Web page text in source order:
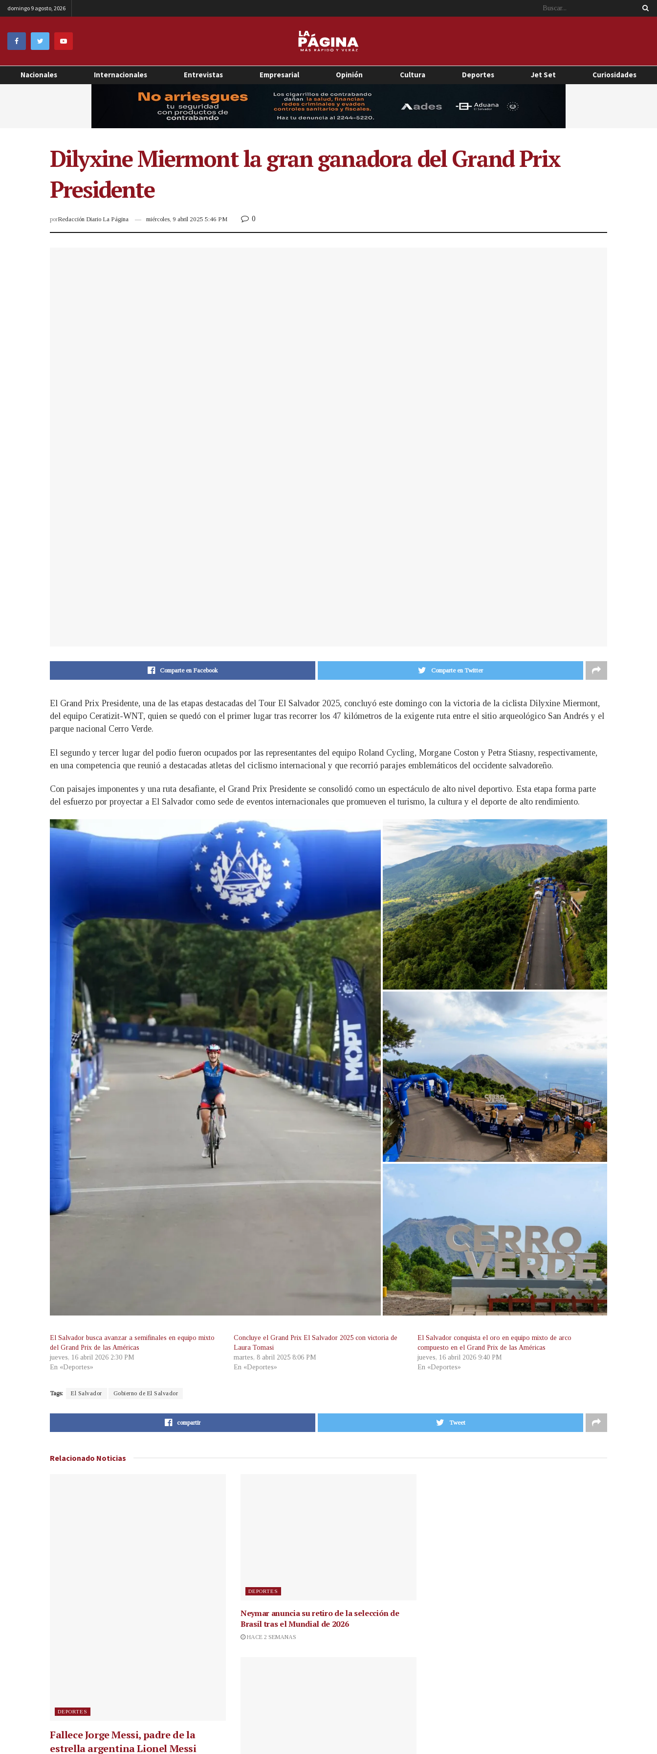
domingo 9 agosto, 2026
Nacionales Internacionales Entrevistas Empresarial Opinión Cultura Deportes Jet Set Curiosidades
Dilyxine Miermont la gran ganadora del Grand Prix
Presidente
porRedacción Diario La Página miércoles, 9 abril 2025 5:46 PM 0
Comparte en Facebook Comparte en Twitter
El Grand Prix Presidente, una de las etapas destacadas del Tour El Salvador 2025, concluyó este domingo con la victoria de la ciclista Dilyxine Miermont,
del equipo Ceratizit-WNT, quien se quedó con el primer lugar tras recorrer los 47 kilómetros de la exigente ruta entre el sitio arqueológico San Andrés y el
parque nacional Cerro Verde.
El segundo y tercer lugar del podio fueron ocupados por las representantes del equipo Roland Cycling, Morgane Coston y Petra Stiasny, respectivamente,
en una competencia que reunió a destacadas atletas del ciclismo internacional y que recorrió parajes emblemáticos del occidente salvadoreño.
Con paisajes imponentes y una ruta desafiante, el Grand Prix Presidente se consolidó como un espectáculo de alto nivel deportivo. Esta etapa forma parte
del esfuerzo por proyectar a El Salvador como sede de eventos internacionales que promueven el turismo, la cultura y el deporte de alto rendimiento.
El Salvador busca avanzar a semifinales en equipo mixto
del Grand Prix de las Américas
jueves, 16 abril 2026 2:30 PM
En «Deportes»
Concluye el Grand Prix El Salvador 2025 con victoria de
Laura Tomasi
martes, 8 abril 2025 8:06 PM
En «Deportes»
El Salvador conquista el oro en equipo mixto de arco
compuesto en el Grand Prix de las Américas
jueves, 16 abril 2026 9:40 PM
En «Deportes»
Tags: El Salvador Gobierno de El Salvador
compartir Tweet
Relacionado Noticias
DEPORTES
Fallece Jorge Messi, padre de la
estrella argentina Lionel Messi
DEPORTES
Neymar anuncia su retiro de la selección de
Brasil tras el Mundial de 2026
HACE 2 SEMANAS